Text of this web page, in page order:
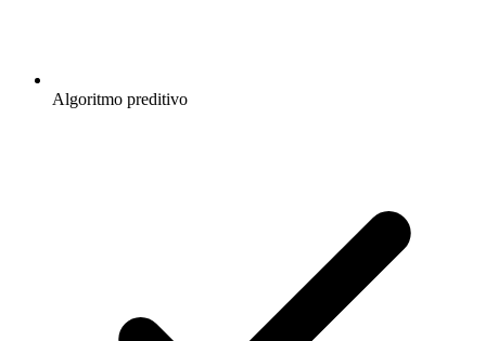
Algoritmo preditivo